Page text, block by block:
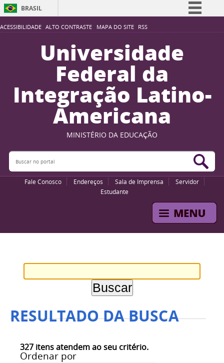
ACESSIBILIDADE ALTO CONTRASTE MAPA DO SITE RSS
BRASIL
Simplifique!
Participe
Acesso à informação
Legislação
Canais
Universidade
Federal da
Integração Latino-
Americana
MINISTÉRIO DA EDUCAÇÃO
Buscar no portal
Fale Conosco Endereços Sala de Imprensa
Servidor
Estudante
RESULTADO DA BUSCA
327 itens atendem ao seu critério.
Ordenar por